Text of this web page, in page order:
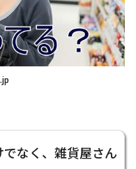
なく、雑貨屋さん